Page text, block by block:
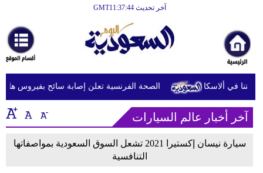
آخر تحديث GMT11:37:44
أخبارعاجلة
رياضة
ثقافة
إقتصاد
فن
الصحة الفرنسية تعلن إصابة سائح بفيروس هانتا
آخر أخبار عالم السيارات
سيارة نيسان إكستيرا 2021 تشعل السوق السعودية بمواصفاتها
التنافسية